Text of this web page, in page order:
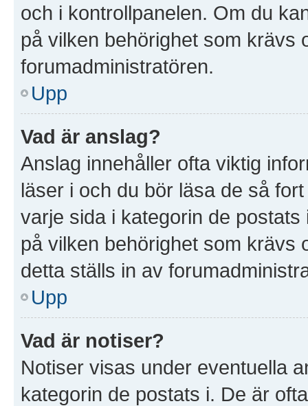
och i kontrollpanelen. Om du
på vilken behörighet som krävs
forumadministratören.
Upp
Vad är anslag?
Anslag innehåller ofta viktig
läser i och du bör läsa de så
varje sida i kategorin de
på vilken behörighet som krävs
detta ställs in av
Upp
Vad är notiser?
Notiser visas under eventuella
kategorin de postats i. De är